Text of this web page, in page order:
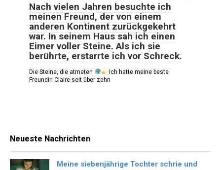
Nach vielen Jahren besuchte ich
meinen Freund, der von einem
anderen Kontinent zurückgekehrt
war. In seinem Haus sah ich einen
Eimer voller Steine. Als ich sie
berührte, erstarrte ich vor Schreck.
Die Steine, die atmeten
Ich hatte meine beste
Freundin Claire seit über zehn
Neueste Nachrichten
Meine siebenjährige Tochter schrie und